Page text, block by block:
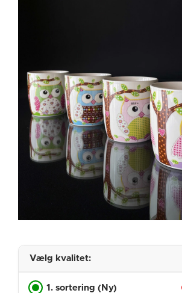
Vælg kvalitet:
1. sortering (Ny)